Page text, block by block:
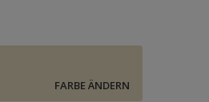
FARBE ÄNDERN